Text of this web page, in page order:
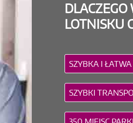
LOTNISKU
SZYBKA I ŁATWA
SZYBKI